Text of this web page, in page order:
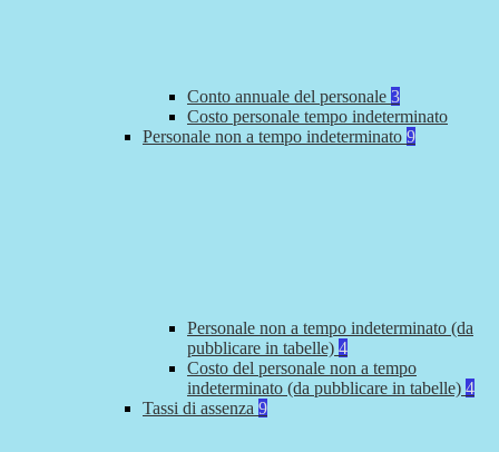
Conto annuale del personale 3
Costo personale tempo indeterminato
Personale non a tempo indeterminato 9
Personale non a tempo indeterminato (da
pubblicare in tabelle) 4
Costo del personale non a tempo
indeterminato (da pubblicare in tabelle) 4
Tassi di assenza 9